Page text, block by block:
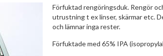
Förfuktad rengöringsduk. Rengör
utrustning t ex linser, skärmar etc.
och lämnar inga rester.
Förfuktade med 65% IPA